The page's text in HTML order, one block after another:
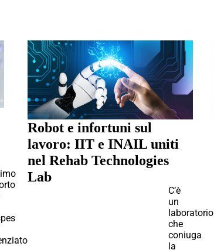
Robot e infortuni sul
lavoro: IIT e INAIL uniti
nel Rehab Technologies
Lab
C’è
un
laboratorio
che
coniuga
la